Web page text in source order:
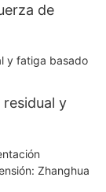
de
y